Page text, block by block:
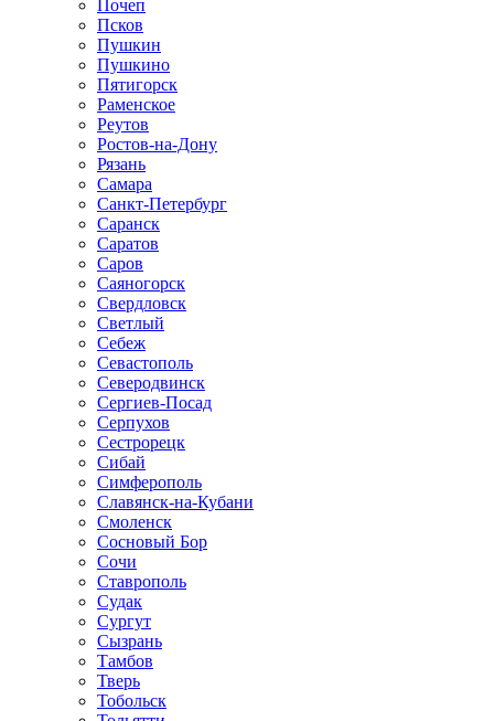
Почеп
Псков
Пушкин
Пушкино
Пятигорск
Раменское
Реутов
Ростов-на-Дону
Рязань
Самара
Санкт-Петербург
Саранск
Саратов
Саров
Саяногорск
Свердловск
Светлый
Себеж
Севастополь
Северодвинск
Сергиев-Посад
Серпухов
Сестрорецк
Сибай
Симферополь
Славянск-на-Кубани
Смоленск
Сосновый Бор
Сочи
Ставрополь
Судак
Сургут
Сызрань
Тамбов
Тверь
Тобольск